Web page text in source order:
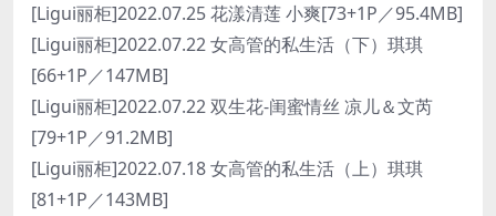
[Ligui丽柜]2022.07.25 花漾清莲 小爽[73+1P／95.4MB]
[Ligui丽柜]2022.07.22 女高管的私生活（下）琪琪
[66+1P／147MB]
[Ligui丽柜]2022.07.22 双生花-闺蜜情丝 凉儿＆文芮
[79+1P／91.2MB]
[Ligui丽柜]2022.07.18 女高管的私生活（上）琪琪
[81+1P／143MB]